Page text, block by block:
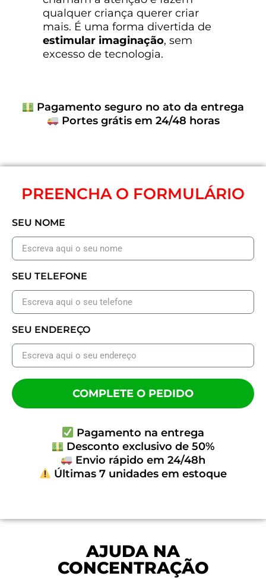
qualquer criança querer criar
mais. É uma forma divertida de
estimular imaginação, sem
excesso de tecnologia.
Pagamento seguro no ato da entrega
Portes grátis em 24/48 horas
PREENCHA O FORMULÁRIO
SEU NOME
SEU TELEFONE
SEU ENDEREÇO
COMPLETE O PEDIDO
Pagamento na entrega
Desconto exclusivo de 50%
Envio rápido em 24/48h
Últimas 7 unidades em estoque
AJUDA NA
CONCENTRAÇÃO